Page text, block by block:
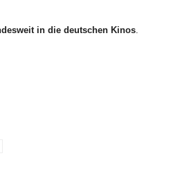
in die deutschen Kinos.